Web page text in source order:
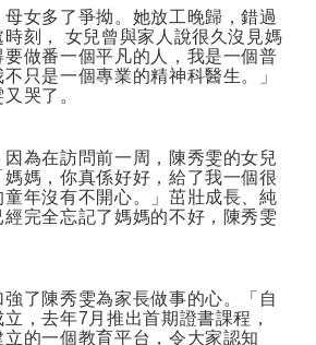
女多了爭拗。她放工晚歸，錯過
刻，
女兒曾與家人說很久沒見媽
做番一個平凡的人，我是一個普
只是一個專業的精神科醫生。」
哭了。
為在訪問前一周，陳秀雯的女兒
媽，你真係好好，給了我一個很
年沒有不開心。」茁壯成長、純
完全忘記了媽媽的不好，陳秀雯
了陳秀雯為家長做事的心。「自
立，去年7 月推出首期證書課程，
立的一個教育平台，令大家認知